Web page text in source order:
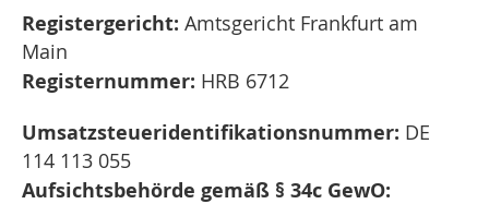
Registergericht: Amtsgericht Frankfurt am
Main
Registernummer: HRB 6712
Umsatzsteueridentifikationsnummer: DE
114 113 055
Aufsichtsbehörde gemäß § 34c GewO: